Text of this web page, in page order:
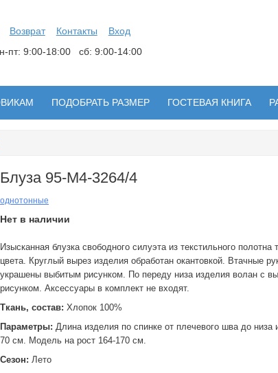
Возврат Контакты
Вход
пт: 9:00-18:00 сб: 9:00-14:00
ПОДОБРАТЬ РАЗМЕР ГОСТЕВАЯ КНИГА
Блуза 95-М4-3264/4
однотонные
Нет в наличии
Изысканная блузка свободного силуэта из текстильного полотна
цвета. Круглый вырез изделия обработан окантовкой. Втачные
украшены выбитым рисунком. По переду низа изделия волан с
рисунком. Аксессуары в комплект не входят.
Ткань, состав: Хлопок 100%
Параметры: Длина изделия по спинке от плечевого шва до
70 см. Модель на рост 164-170 см.
Сезон: Лето